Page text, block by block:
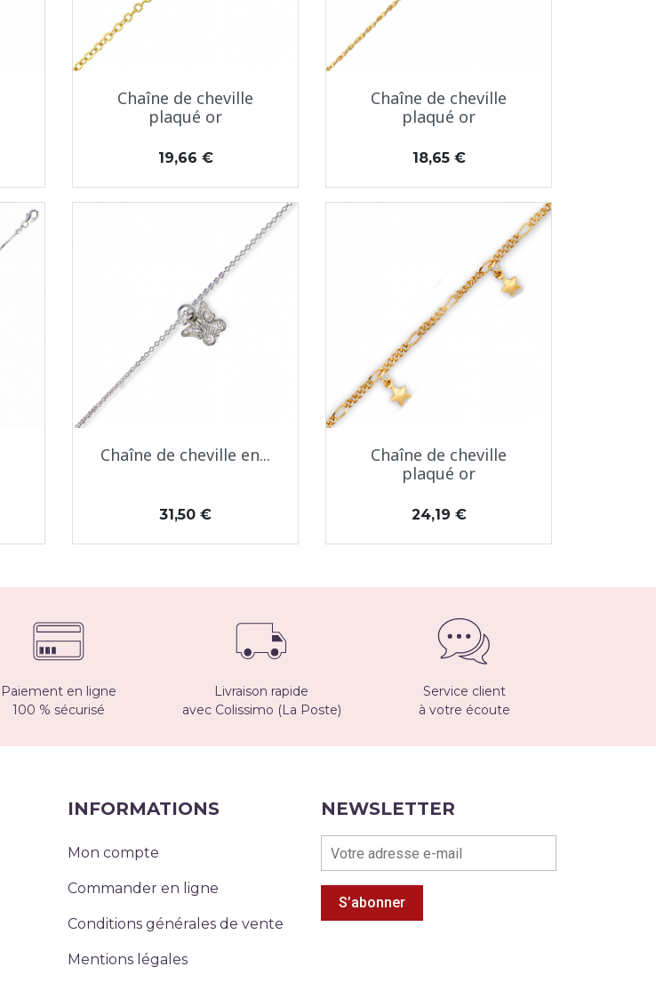
Aperçu rapide
Chaîne de cheville
plaqué or
Prix
19,66 €
Aperçu rapide
Chaîne de cheville
plaqué or
Prix
18,65 €
Aperçu rapide
Chaîne de cheville en...
Prix
31,50 €
Aperçu rapide
Chaîne de cheville
plaqué or
Prix
24,19 €
Paiement en ligne
100 % sécurisé
Livraison rapide
avec Colissimo (La Poste)
Service client
à votre écoute
INFORMATIONS
Mon compte
Commander en ligne
Conditions générales de vente
Mentions légales
NEWSLETTER
S’abonner